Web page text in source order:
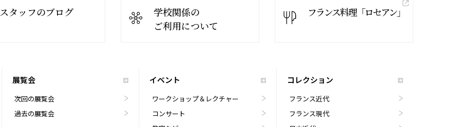
スタッフのブログ
学校関係の
ご利用について
フランス料理「ロセアン」
展覧会
次回の展覧会
過去の展覧会
イベント
ワークショップ＆レクチャー
コンサート
コレクション
フランス近代
フランス現代